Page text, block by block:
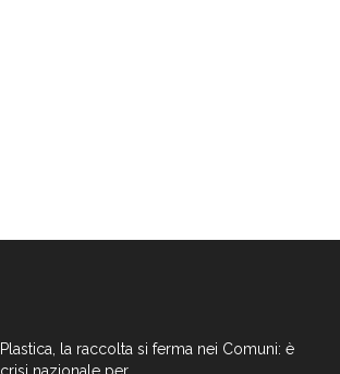
Plastica, la raccolta si ferma nei Comuni: è